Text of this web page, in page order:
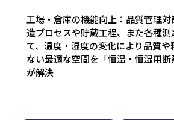
工場・倉庫の機能向上：品質管理
造プロセスや貯蔵工程、また各種
て、温度・湿度の変化により品質
ない最適な空間を「恒温・恒湿用断
が解決